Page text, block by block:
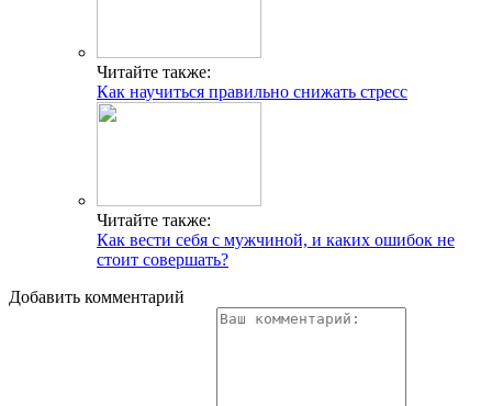
Читайте также:
Как научиться правильно снижать стресс
Читайте также:
Как вести себя с мужчиной, и каких ошибок не
стоит совершать?
Добавить комментарий